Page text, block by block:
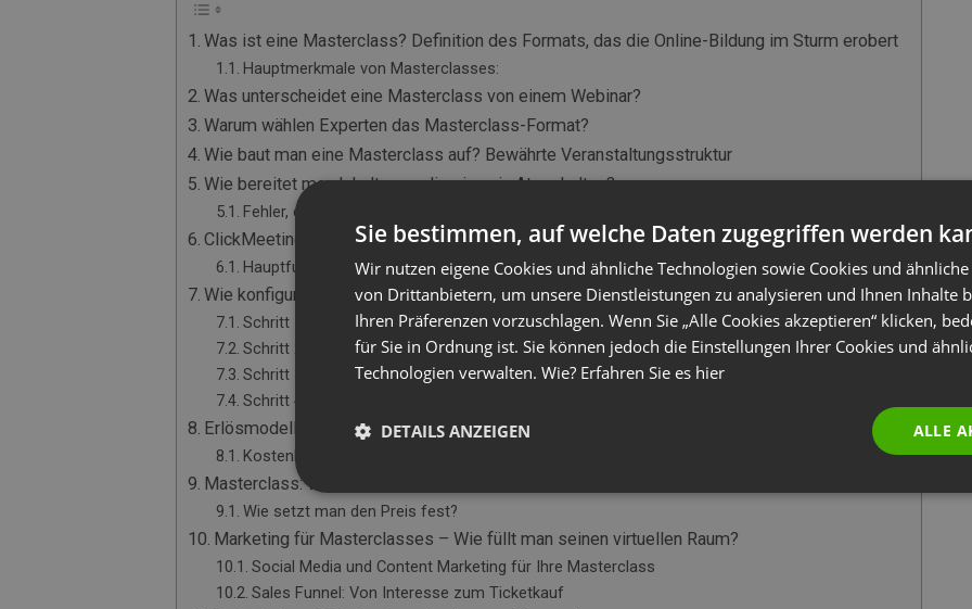
Was ist eine Masterclass? Definition des Formats, das die Online-Bildung im Sturm erobert
Hauptmerkmale von Masterclasses:
Was unterscheidet eine Masterclass von einem Webinar?
Warum wählen Experten das Masterclass-Format?
Wie baut man eine Masterclass auf? Bewährte Veranstaltungsstruktur
Wie bereitet man Inhalte vor, die einen in Atem halten?
Fehler, die Sie bei Ihrer ersten Masterclass unbedingt vermeiden müssen
ClickMeeting – Ihre Plattform zum Verdienen mit Masterclasses
Hauptfunktionen für Masterclass-Veranstalter
Wie konfiguriert man eine bezahlte Masterclass in ClickMeeting?
Schritt 1: Integration des Zahlungssystems
Schritt 2: Event-Setup
Schritt 3: Personalisierung
Schritt 4: Promotion und Verkauf
Erlösmodelle für Masterclasses – Von 0€ bis 38.000€
Kostenlose Masterclasses als Kundenmagnete
Masterclass: Wie bepreist man sein Wissen?
Wie setzt man den Preis fest?
Marketing für Masterclasses – Wie füllt man seinen virtuellen Raum?
Social Media und Content Marketing für Ihre Masterclass
Sales Funnel: Von Interesse zum Ticketkauf
Sie bestimmen, auf welche Daten zugegriffen werden
Wir nutzen eigene Cookies und ähnliche Technologien sowie Cookies und
von Drittanbietern, um unsere Dienstleistungen zu analysieren und Ihnen Inhalte
Ihren Präferenzen vorzuschlagen. Wenn Sie „Alle Cookies akzeptieren“ klicken,
für Sie in Ordnung ist. Sie können jedoch die Einstellungen Ihrer Cookies und
Technologien verwalten. Wie? Erfahren Sie es hier
ALLE
DETAILS ANZEIGEN